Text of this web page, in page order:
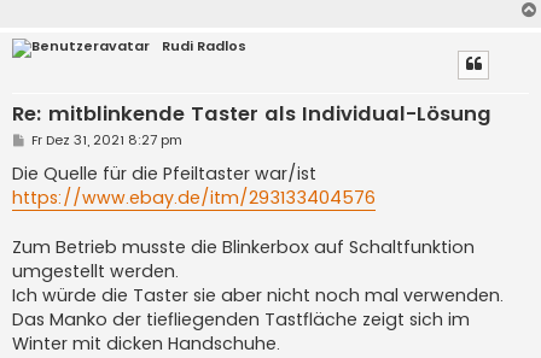
Rudi Radlos
Re: mitblinkende Taster als Individual-Lösung
B
i
t
r
a
Fr Dez 31, 2021 8:27 pm
Die Quelle für die Pfeiltaster war/ist
https://www.ebay.de/itm/293133404576
Zum Betrieb musste die Blinkerbox auf Schaltfunktion
umgestellt werden.
Ich würde die Taster sie aber nicht noch mal verwenden.
Das Manko der tiefliegenden Tastfläche zeigt sich im
Winter mit dicken Handschuhe.